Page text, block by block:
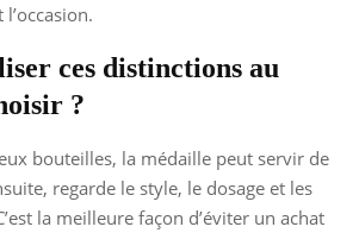
ces distinctions au
?
bouteilles, la médaille peut servir de
regarde le style, le dosage et les
la meilleure façon d’éviter un achat